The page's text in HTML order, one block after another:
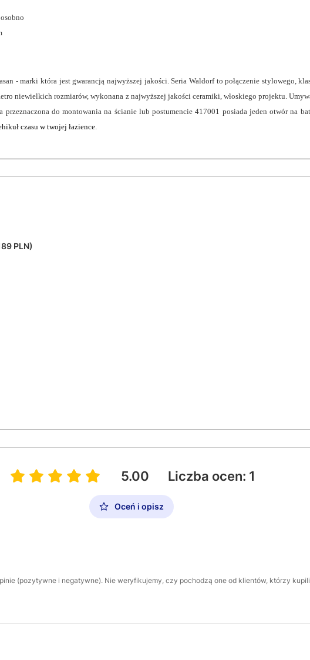
- marki która jest gwarancją najwyższej jakości. Seria Waldorf to połączenie stylowego,
niewielkich rozmiarów, wykonana z najwyższej jakości ceramiki, włoskiego projektu.
do montowania na ścianie lub postumencie 417001 posiada jeden otwór na
czasu w twojej łazience.
PLN)
5.00 Liczba ocen: 1
Oceń i opisz
(pozytywne i negatywne). Nie weryfikujemy, czy pochodzą one od klientów, którzy